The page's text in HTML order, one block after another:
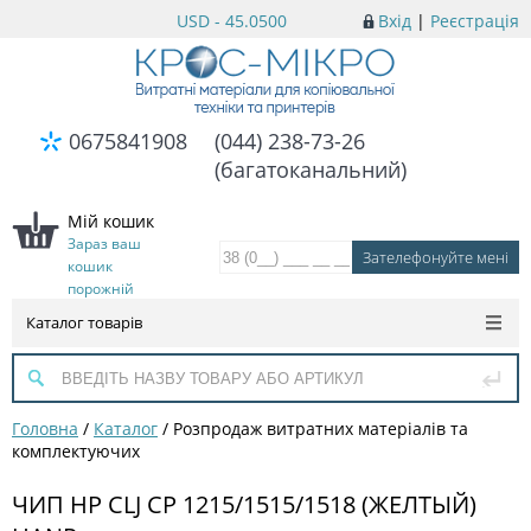
Вхід | Реєстрація
USD - 45.0500
0675841908
(044) 238-73-26
(багатоканальний)
Мій кошик
Зараз ваш
кошик
порожній
Каталог товарів
Головна / Каталог / Розпродаж витратних матеріалів та
комплектуючих
ЧИП HP CLJ CP 1215/1515/1518 (ЖЕЛТЫЙ)